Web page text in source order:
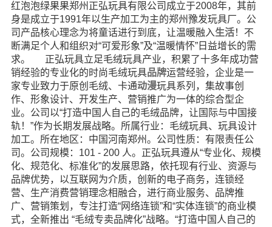
红泡泡绿果果郑州正弘玩具有限公司成立于2008年，其前
身是成立于1991年以生产加工为主的郑州豫发玩具厂。公
司产品核心理念为将童话进行到底，让温暖融入生活！不
断满足个人和组织对“可爱形象”及“温暖情怀”日益增长的需
求。 正弘玩具立足毛绒玩具产业，积累了十多年成功营
销经验的专业化的时尚毛绒玩具品牌运营经验，企业是一
家专业致力于原创毛绒、卡通动漫玩具系列，集故事创
作、形象设计、开发生产、营销推广为一体的综合型企
业。公司以“打造中国人自己的毛绒品牌，让国际与中国接
轨！”作为长期发展战略。所属行业：毛绒玩具、玩具设计
加工。所在地区：中国河南郑州。公司性质：有限责任公
司。公司规模：101 - 200 人。正弘玩具遵从“专业化、规模
化、规范化、标准化”的发展思路，依托现有行业、资源与
品牌优势，以互联网为介质，创新的电子商务，连锁经
营、生产消费营销理念相融合，进行商业服务、品牌推
广、营销策划，专注打造“网络连锁”和“实体连锁”的商业模
式，全新推出 “毛绒专卖品牌化”战略。“打造中国人自己的